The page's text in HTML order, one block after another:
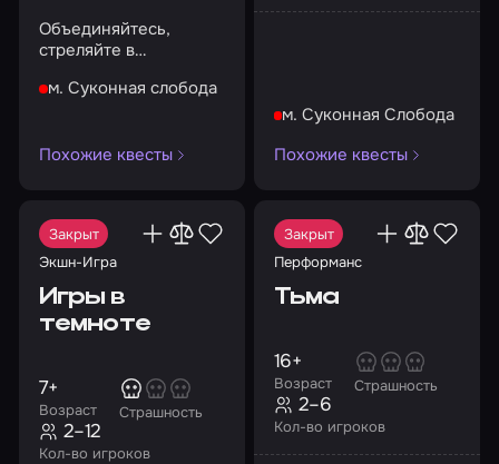
Объединяйтесь,
стреляйте в
штурмуйте, берите в
м. Суконная слобода
Похожие квесты
м. Суконная Слобода
Похожие квесты
Закрыт
Экшн-Игра
Игры в
темноте
Возраст
7+
Страшность
Кол-во игроков
2–12
Закрыт
Перформанс
Тьма
Возраст
16+
Страшность
Кол-во игроков
2–6